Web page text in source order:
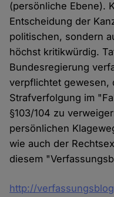
(persönliche Ebene).
Entscheidung der
politischen, sondern
höchst kritikwürdig.
Bundesregierung
verpflichtet gewesen,
Strafverfolgung im
§103/104 zu
persönlichen
wie auch der
diesem
http://